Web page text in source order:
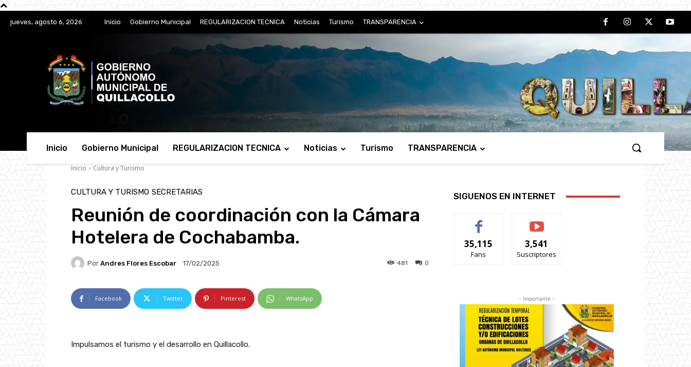
jueves, agosto 6, 2026 Inicio Gobierno Municipal REGULARIZACION TECNICA Noticias Turismo TRANSPARENCIA
Inicio Gobierno Municipal REGULARIZACION TECNICA Noticias Turismo TRANSPARENCIA
Inicio Cultura y Turismo
CULTURA Y TURISMO SECRETARIAS
Reunión de coordinación con la Cámara
Hotelera de Cochabamba.
Por Andres Flores Escobar 17/02/2025 0
481
Facebook Twitter Pinterest WhatsApp
Impulsamos el turismo y el desarrollo en Quillacollo.
SIGUENOS EN INTERNET
35,115
Fans
3,541
Suscriptores
- Importante -